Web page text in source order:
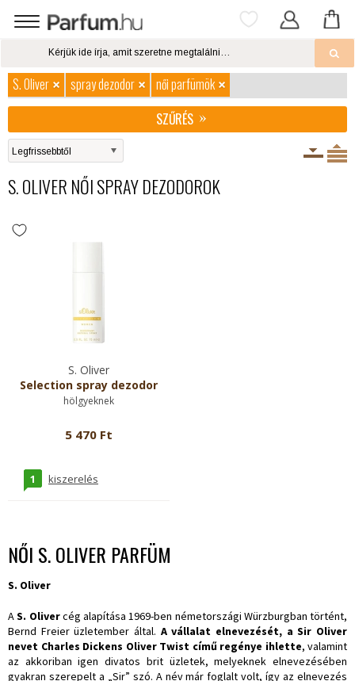
S. Oliver spray dezodor
női parfümök
SZŰRÉS
S. OLIVER NŐI SPRAY DEZODOROK
S. Oliver
Selection spray dezodor
hölgyeknek
5 470 Ft
1 kiszerelés
NŐI S. OLIVER PARFÜM
S. Oliver
AS. Olivercég alapítása 1969-ben németországi Würzburgban történt,
Bernd Freier üzletember által. A vállalat elnevezését, a Sir Oliver
nevet Charles Dickens Oliver Twist című regénye ihlette, valamint
az akkoriban igen divatos brit üzletek, melyeknek elnevezésében
gyakran szerepelt a „Sir” szó. A név már foglalt volt, így az elnevezés